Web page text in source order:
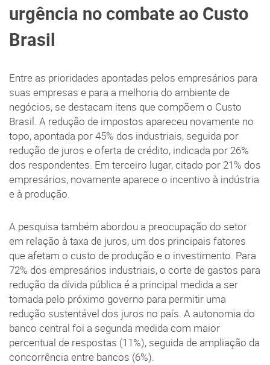
urgência no combate ao Custo
Brasil
Entre as prioridades apontadas pelos empresários para
suas empresas e para a melhoria do ambiente de
negócios, se destacam itens que compõem o Custo
Brasil. A redução de impostos apareceu novamente no
topo, apontada por 45% dos industriais, seguida por
redução de juros e oferta de crédito, indicada por 26%
dos respondentes. Em terceiro lugar, citado por 21% dos
empresários, novamente aparece o incentivo à indústria
e à produção.
A pesquisa também abordou a preocupação do setor
em relação à taxa de juros, um dos principais fatores
que afetam o custo de produção e o investimento. Para
72% dos empresários industriais, o corte de gastos para
redução da dívida pública é a principal medida a ser
tomada pelo próximo governo para permitir uma
redução sustentável dos juros no país. A autonomia do
banco central foi a segunda medida com maior
percentual de respostas (11%), seguida de ampliação da
concorrência entre bancos (6%).